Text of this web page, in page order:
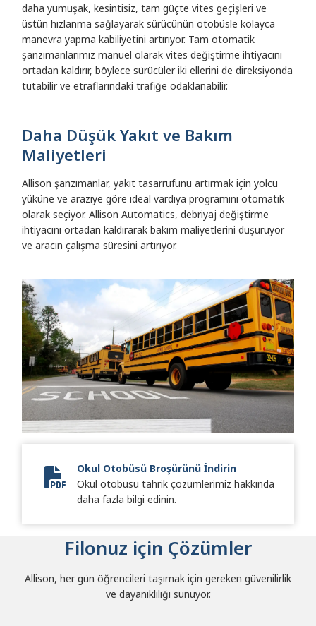
daha yumuşak, kesintisiz, tam güçte vites geçişleri ve
üstün hızlanma sağlayarak sürücünün otobüsle kolayca
manevra yapma kabiliyetini artırıyor. Tam otomatik
şanzımanlarımız manuel olarak vites değiştirme ihtiyacını
ortadan kaldırır, böylece sürücüler iki ellerini de direksiyonda
tutabilir ve etraflarındaki trafiğe odaklanabilir.
Daha Düşük Yakıt ve Bakım
Maliyetleri
Allison şanzımanlar, yakıt tasarrufunu artırmak için yolcu
yüküne ve araziye göre ideal vardiya programını otomatik
olarak seçiyor. Allison Automatics, debriyaj değiştirme
ihtiyacını ortadan kaldırarak bakım maliyetlerini düşürüyor
ve aracın çalışma süresini artırıyor.
Pupil Transport Series Brochure
Okul Otobüsü Broşürünü İndirin
Okul otobüsü tahrik çözümlerimiz hakkında
daha fazla bilgi edinin.
Filonuz için Çözümler
Allison, her gün öğrencileri taşımak için gereken güvenilirlik
ve dayanıklılığı sunuyor.